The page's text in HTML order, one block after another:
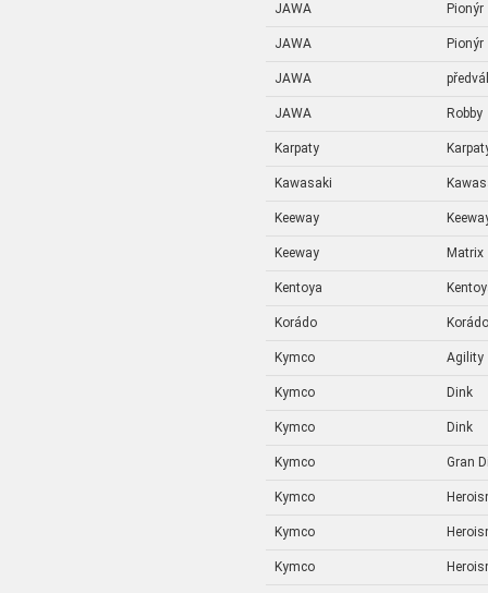
JAWA Pionýr
JAWA Pionýr
JAWA
JAWA Robby
Karpaty
Kawasaki
Keeway
Keeway Matrix
Kentoya
Korádo Korádo
Kymco Agility
Kymco Dink
Kymco Dink
Kymco Gran
Kymco
Kymco
Kymco